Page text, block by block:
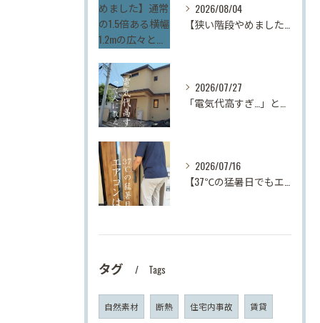
2026/08/04
【狭い階段やめました】通常の1.5倍ある横幅1.2mの広々と...
2026/07/27
「電気代高すぎ…」とお悩みの方へ！最高峰の断熱等級7＆Ua値...
2026/07/16
【37℃の猛暑日でもエアコンは2台！】「断熱等級7」「UA値...
タグ Tags
自然素材 断熱 住宅内事故 賃貸